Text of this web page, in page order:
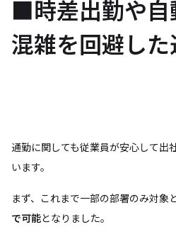
■時差出勤や自
混雑を回避し
通勤に関しても従業員が安心して出
います。
まず、これまで一部の部署のみ対象
で可能となりました。